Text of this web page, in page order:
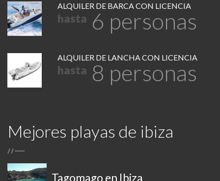
ALQUILER DE BARCA CON LICENCIA
hasta 6 personas
ALQUILER DE LANCHA CON LICENCIA
hasta 8 personas
Mejores playas de ibiza
/ /
Tagomago en Ibiza